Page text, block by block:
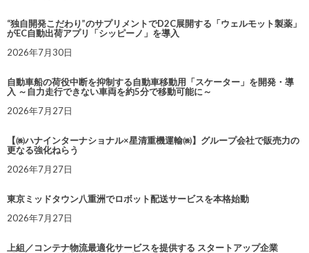
“独自開発こだわり”のサプリメントでD2C展開する「ウェルモット製薬」
がEC自動出荷アプリ「シッピーノ」を導入
2026年7月30日
自動車船の荷役中断を抑制する自動車移動用「スケーター」を開発・導
入 ～自力走行できない車両を約5分で移動可能に～
2026年7月27日
【㈱ハナインターナショナル×星清重機運輸㈱】グループ会社で販売力の
更なる強化ねらう
2026年7月27日
東京ミッドタウン八重洲でロボット配送サービスを本格始動
2026年7月27日
上組／コンテナ物流最適化サービスを提供する スタートアップ企業